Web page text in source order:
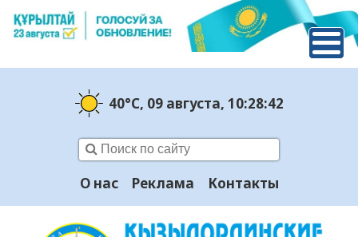
40°C, 09 августа, 10:28:42
О нас Реклама Контакты